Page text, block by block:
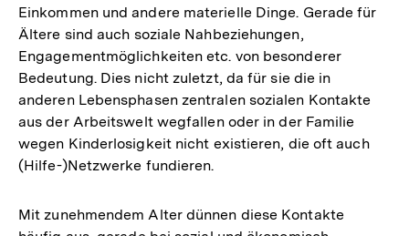
Einkommen und andere materielle Dinge. Gerade für
Ältere sind auch soziale Nahbeziehungen,
Engagementmöglichkeiten etc. von besonderer
Bedeutung. Dies nicht zuletzt, da für sie die in
anderen Lebensphasen zentralen sozialen Kontakte
aus der Arbeitswelt wegfallen oder in der Familie
wegen Kinderlosigkeit nicht existieren, die oft auch
(Hilfe-)Netzwerke fundieren.
Mit zunehmendem Alter dünnen diese Kontakte